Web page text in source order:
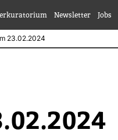
Newsletter Jobs
23.02.2024